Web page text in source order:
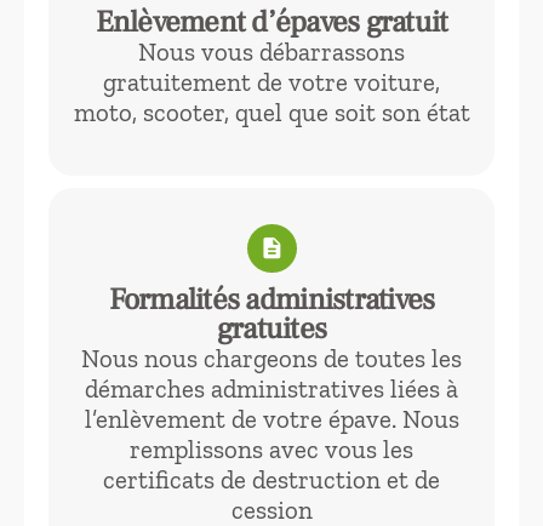
Enlèvement d’épaves gratuit
Nous vous débarrassons
gratuitement de votre voiture,
moto, scooter, quel que soit son état
description
Formalités administratives
gratuites
Nous nous chargeons de toutes les
démarches administratives liées à
l’enlèvement de votre épave. Nous
remplissons avec vous les
certificats de destruction et de
cession